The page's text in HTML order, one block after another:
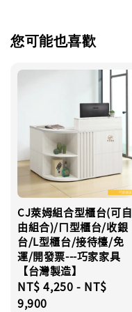
您可能也喜歡
CJ萊姆組合型櫃台(可自
由組合)/ㄇ型櫃台/收銀
台/L型櫃台/接待檯/免
運/開發票---巧家家具
【台灣製造】
Regular
price
NT$ 4,250 - NT$
9,900